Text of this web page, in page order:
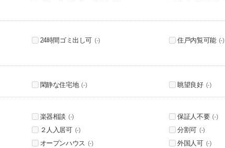
24時間ゴミ出し可 (-) 住戸内覧可能 (-)
閑静な住宅地 (-) 眺望良好 (-)
楽器相談 (-) 保証人不要 (-)
２人入居可 (-) 分割可 (-)
オープンハウス (-) 外国人可 (-)